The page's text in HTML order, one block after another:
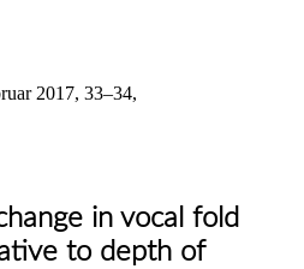
2017, 33–34,
in vocal fold
to depth of